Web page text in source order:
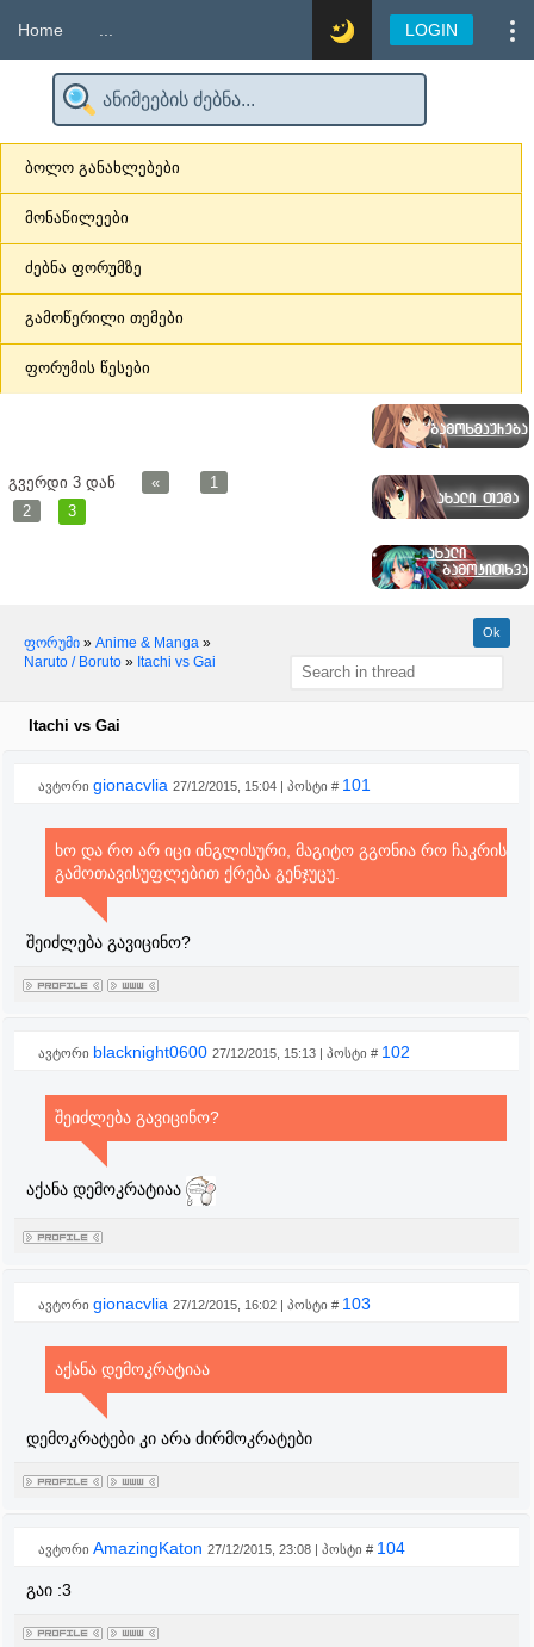
Home LOGIN
ბოლო განახლებები
მონაწილეები
ძებნა ფორუმზე
გამოწერილი თემები
ფორუმის წესები
გვერდი 3 დან «
1
2
3
ფორუმი » Anime & Manga »
Naruto / Boruto » Itachi vs Gai
Itachi vs Gai
ავტორი gionacvlia 27/12/2015, 15:04 | პოსტი # 101
ხო და რო არ იცი ინგლისური, მაგიტო გგონია რო ჩაკრის
გამოთავისუფლებით ქრება გენჯუცუ.
შეიძლება გავიცინო?
ავტორი blacknight0600 27/12/2015, 15:13 | პოსტი # 102
შეიძლება გავიცინო?
აქანა დემოკრატიაა
ავტორი gionacvlia 27/12/2015, 16:02 | პოსტი # 103
აქანა დემოკრატიაა
დემოკრატები კი არა ძირმოკრატები
ავტორი AmazingKaton 27/12/2015, 23:08 | პოსტი # 104
გაი :3